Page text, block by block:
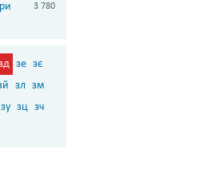
3 780
зе зє
зл зм
зу зц зч